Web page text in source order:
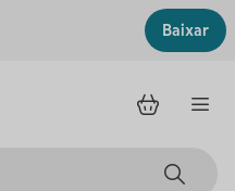
Baixar